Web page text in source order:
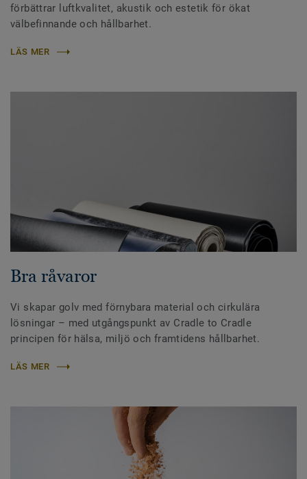
förbättrar luftkvalitet, akustik och estetik för ökat
välbefinnande och hållbarhet.
LÄS MER
Bra råvaror
Vi skapar golv med förnybara material och cirkulära
lösningar – med utgångspunkt av Cradle to Cradle
principen för hälsa, miljö och framtidens hållbarhet.
LÄS MER